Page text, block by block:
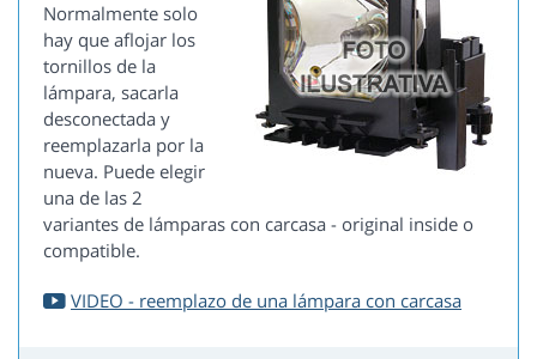
Normalmente solo
hay que aflojar los
tornillos de la
lámpara, sacarla
desconectada y
reemplazarla por la
nueva. Puede elegir
una de las 2
variantes de lámparas con carcasa - original inside o
compatible.
VIDEO - reemplazo de una lámpara con carcasa